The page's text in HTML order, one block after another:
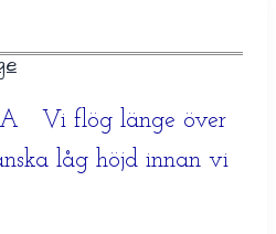
Vi flög länge över
låg höjd innan vi